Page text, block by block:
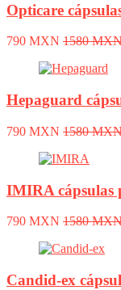
Opticare
790 MXN 1580
Hepaguard
790 MXN 1580
IMIRA cápsulas
790 MXN 1580
Candid-ex